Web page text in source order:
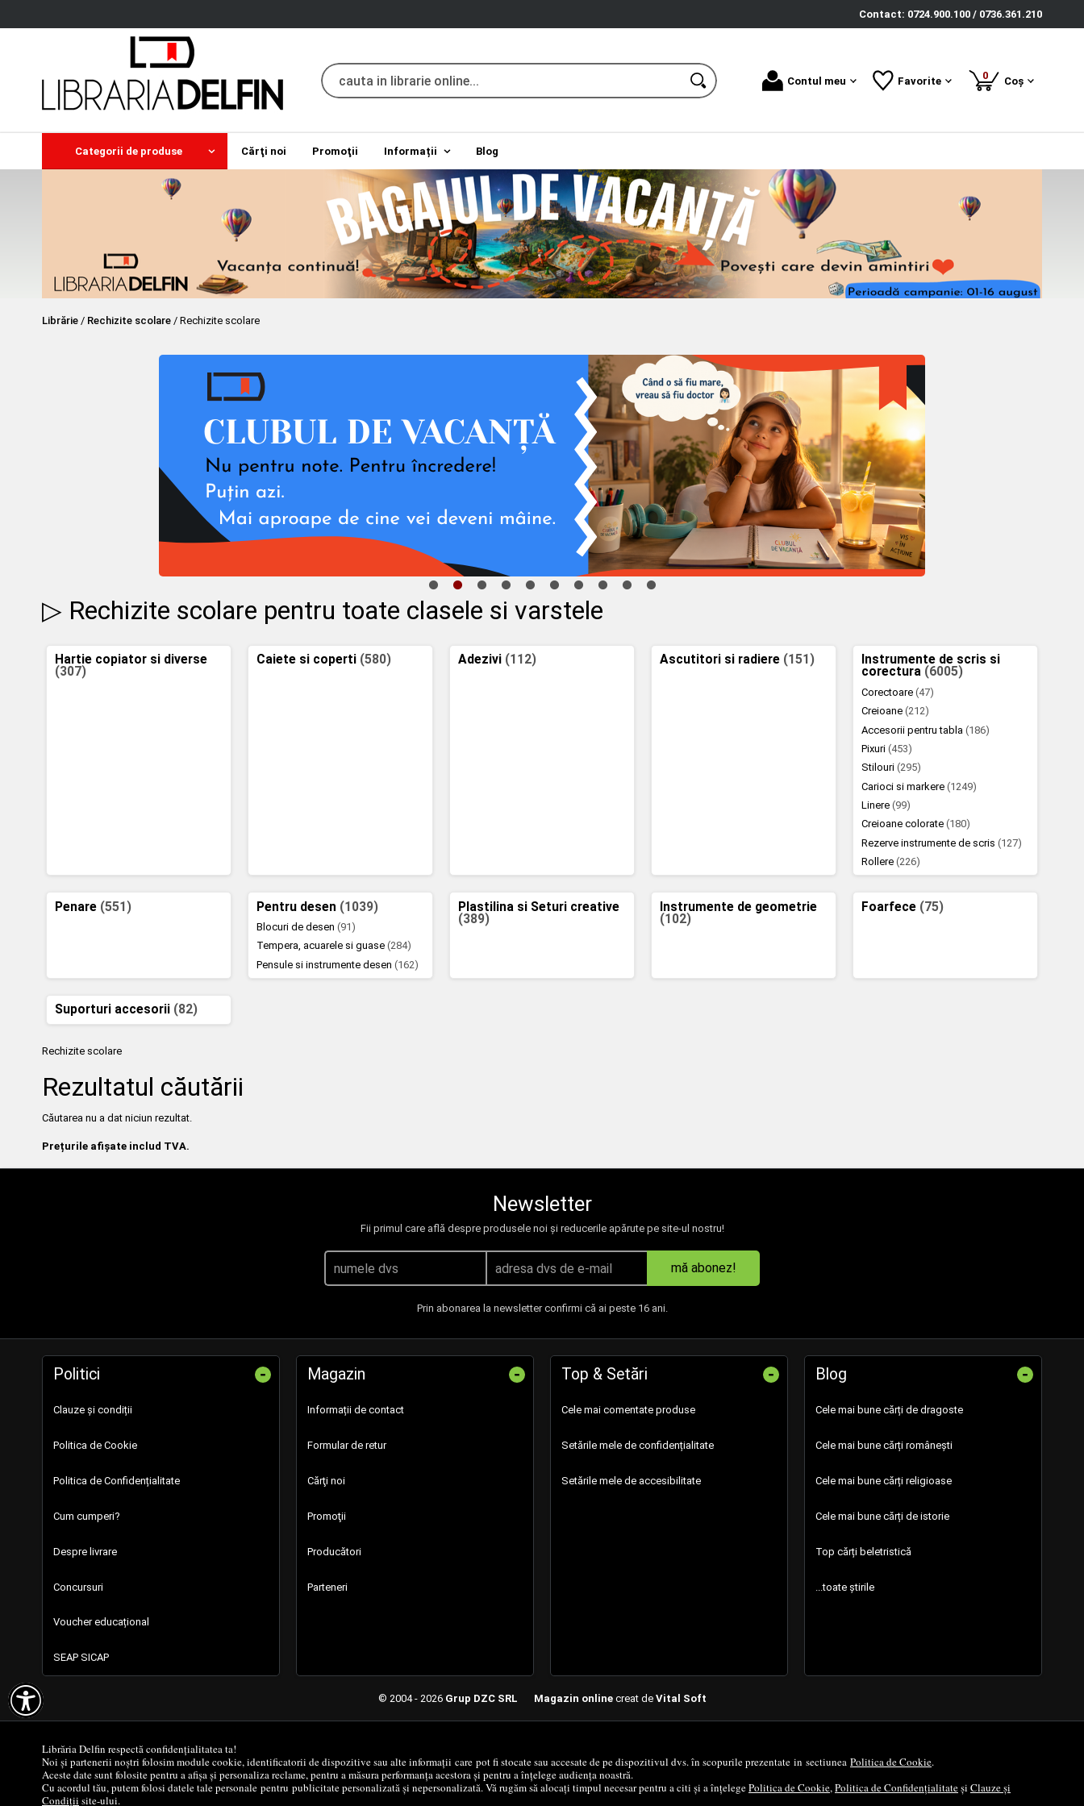

Librăria Delfin respectă confidențialitatea ta!
Noi și partenerii noștri folosim module cookie, identificatorii de dispozitive sau alte informații care pot fi stocate sau accesate de pe dispozitivul dvs. în scopurile prezentate in sectiunea Politica de Cookie.
Aceste date sunt folosite pentru a afișa și personaliza reclame, pentru a măsura performanța acestora și pentru a înțelege audiența noastră.
Cu acordul tău, putem folosi datele tale personale pentru publicitate personalizată și nepersonalizată. Vă rugăm să alocați timpul necesar pentru a citi și a înțelegePolitica de Cookie,Politica de Confidențialitateși Clauze și
Condiții site-ului.
Contact: 0724.900.100 / 0736.361.210
Contul meu Favorite 0produse
Coș
Categorii de produse Cărţi noi Promoţii Informații Blog
Librărie / Rechizite scolare / Rechizite scolare
▷ Rechizite scolare pentru toate clasele si varstele
Hartie copiator si diverse
(307)
Caiete si coperti (580) Adezivi (112) Ascutitori si radiere (151)
Instrumente de scris si
corectura (6005)
Corectoare(47)
Creioane(212)
Accesorii pentru tabla(186)
Pixuri(453)
Stilouri(295)
Carioci si markere(1249)
Linere(99)
Creioane colorate(180)
Rezerve instrumente de scris(127)
Rollere(226)
Penare (551) Pentru desen (1039)
Blocuri de desen(91)
Tempera, acuarele si guase(284)
Pensule si instrumente desen(162)
Plastilina si Seturi creative
(389)
Instrumente de geometrie
(102)
Foarfece (75)
Suporturi accesorii (82)
Rechizite scolare
Rezultatul căutării
Căutarea nu a dat niciun rezultat.
Prețurile afișate includ TVA.
Newsletter
Fii primul care află despre produsele noi și reducerile apărute pe site-ul nostru!
mă abonez!
Prin abonarea la newsletter confirmi că ai peste 16 ani.
Politici -
Clauze și condiții
Politica de Cookie
Politica de Confidențialitate
Cum cumperi?
Despre livrare
Concursuri
Voucher educațional
SEAP SICAP
Magazin -
Informații de contact
Formular de retur
Cărţi noi
Promoţii
Producători
Parteneri
Top & Setări -
Cele mai comentate produse
Setările mele de confidențialitate
Setările mele de accesibilitate
Blog -
Cele mai bune cărți de dragoste
Cele mai bune cărți românești
Cele mai bune cărți religioase
Cele mai bune cărți de istorie
Top cărți beletristică
...toate știrile
© 2004 - 2026 Grup DZC SRL Magazin onlinecreat de Vital Soft